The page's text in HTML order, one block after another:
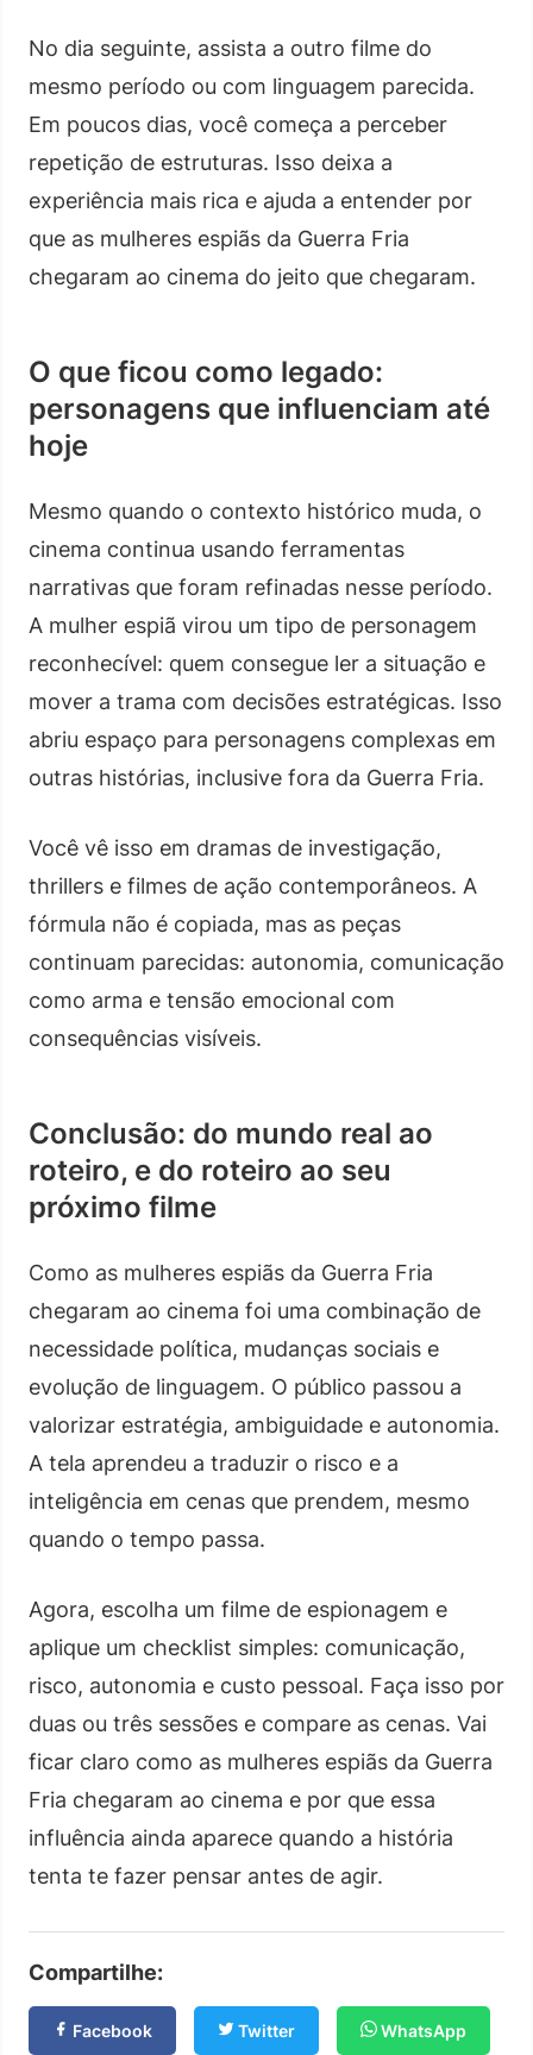
No dia seguinte, assista a outro filme do
mesmo período ou com linguagem parecida.
Em poucos dias, você começa a perceber
repetição de estruturas. Isso deixa a
experiência mais rica e ajuda a entender por
que as mulheres espiãs da Guerra Fria
chegaram ao cinema do jeito que chegaram.
O que ficou como legado:
personagens que influenciam até
hoje
Mesmo quando o contexto histórico muda, o
cinema continua usando ferramentas
narrativas que foram refinadas nesse período.
A mulher espiã virou um tipo de personagem
reconhecível: quem consegue ler a situação e
mover a trama com decisões estratégicas. Isso
abriu espaço para personagens complexas em
outras histórias, inclusive fora da Guerra Fria.
Você vê isso em dramas de investigação,
thrillers e filmes de ação contemporâneos. A
fórmula não é copiada, mas as peças
continuam parecidas: autonomia, comunicação
como arma e tensão emocional com
consequências visíveis.
Conclusão: do mundo real ao
roteiro, e do roteiro ao seu
próximo filme
Como as mulheres espiãs da Guerra Fria
chegaram ao cinema foi uma combinação de
necessidade política, mudanças sociais e
evolução de linguagem. O público passou a
valorizar estratégia, ambiguidade e autonomia.
A tela aprendeu a traduzir o risco e a
inteligência em cenas que prendem, mesmo
quando o tempo passa.
Agora, escolha um filme de espionagem e
aplique um checklist simples: comunicação,
risco, autonomia e custo pessoal. Faça isso por
duas ou três sessões e compare as cenas. Vai
ficar claro como as mulheres espiãs da Guerra
Fria chegaram ao cinema e por que essa
influência ainda aparece quando a história
tenta te fazer pensar antes de agir.
Compartilhe:
Facebook Twitter WhatsApp